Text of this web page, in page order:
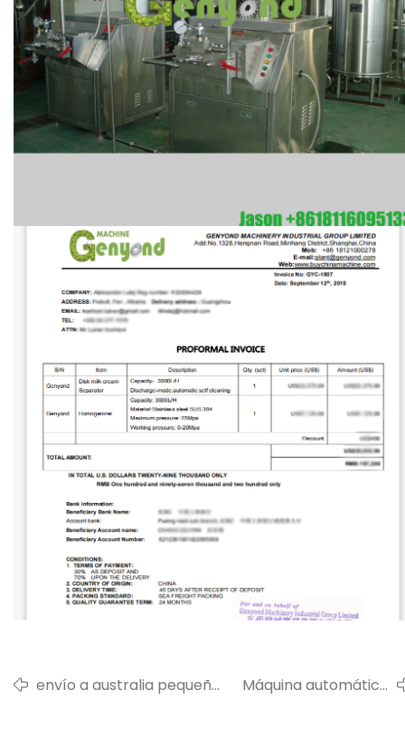
envío a australia pequeña
Máquina automática